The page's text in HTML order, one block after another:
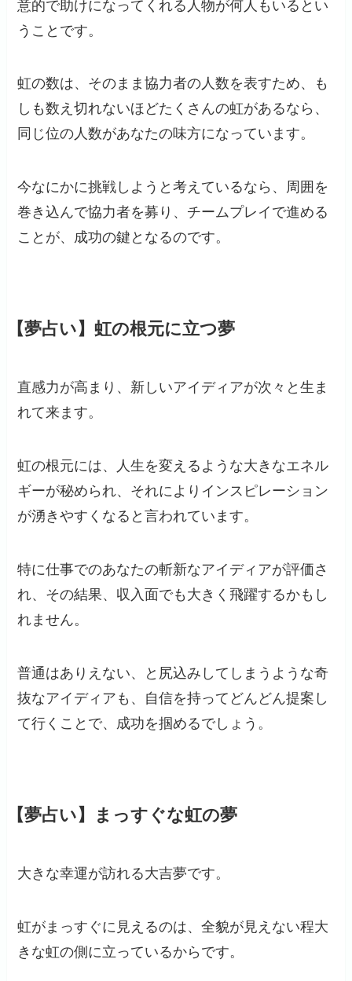
意的で助けになってくれる人物が何人もいるとい
うことです。
虹の数は、そのまま協力者の人数を表すため、も
しも数え切れないほどたくさんの虹があるなら、
同じ位の人数があなたの味方になっています。
今なにかに挑戦しようと考えているなら、周囲を
巻き込んで協力者を募り、チームプレイで進める
ことが、成功の鍵となるのです。
【夢占い】虹の根元に立つ夢
直感力が高まり、新しいアイディアが次々と生ま
れて来ます。
虹の根元には、人生を変えるような大きなエネル
ギーが秘められ、それによりインスピレーション
が湧きやすくなると言われています。
特に仕事でのあなたの斬新なアイディアが評価さ
れ、その結果、収入面でも大きく飛躍するかもし
れません。
普通はありえない、と尻込みしてしまうような奇
抜なアイディアも、自信を持ってどんどん提案し
て行くことで、成功を掴めるでしょう。
【夢占い】まっすぐな虹の夢
大きな幸運が訪れる大吉夢です。
虹がまっすぐに見えるのは、全貌が見えない程大
きな虹の側に立っているからです。